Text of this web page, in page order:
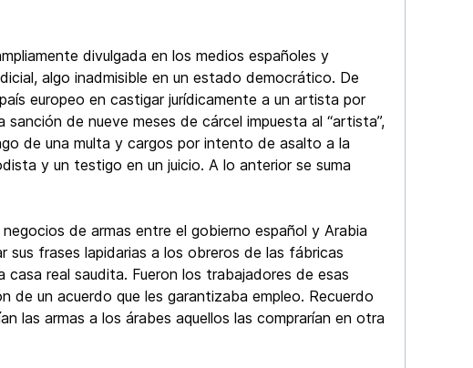
divulgada en los medios españoles y
algo inadmisible en un estado democrático. De
europeo en castigar jurídicamente a un artista por
de nueve meses de cárcel impuesta al “artista”,
de una multa y cargos por intento de asalto a la
y un testigo en un juicio. A lo anterior se suma
de armas entre el gobierno español y Arabia
sus frases lapidarias a los obreros de las fábricas
real saudita. Fueron los trabajadores de esas
de un acuerdo que les garantizaba empleo. Recuerdo
las armas a los árabes aquellos las comprarían en otra